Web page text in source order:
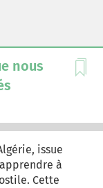
nous
issue
à
Cette